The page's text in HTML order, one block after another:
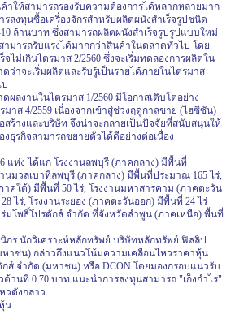
ให้สามารถรองรับความต้องการได้หลากหลายมาก
ลงทุนซื้อเครื่องจักรสำหรับผลิตผนังสำเร็จรูปชนิด
ล้านบาท ซึ่งสามารถผลิตผนังสำเร็จรูปรูปแบบใหม่
มารถรับแรงได้มากกว่าสินค้าในตลาดทั่วไป โดย
ไม่เกินไตรมาส 2/2560 ซึ่งจะเริ่มทดลองการผลิตใน
ดว่าจะเริ่มผลิตและรับรู้เป็นรายได้ภายในไตรมาส
ผลงานในไตรมาส 1/2560 มีโอกาสเติบโตอย่าง
มาส 4/2559 เนื่องจากเข้าสู่ช่วงฤดูกาลขาย (ไฮซีซัน)
สร้างและบริษัท จึงน่าจะกลายเป็นปัจจัยที่สนับสนุนให้
ธุรกิจสามารถขยายตัวได้ดีอย่างต่อเนื่อง
แห่ง ได้แก่ โรงงานลพบุรี (ภาคกลาง) มีพื้นที่
านมวลเบาที่ลพบุรี (ภาคกลาง) มีพื้นที่ประมาณ 165 ไร่,
าคใต้) มีพื้นที่ 50 ไร่, โรงงานมหาสารคาม (ภาคตะวัน
ไร่, โรงงานระยอง (ภาคตะวันออก) มีพื้นที่ 24 ไร่
มโพธิ์โปรดักส์ จำกัด ที่จังหวัดลำพูน (ภาคเหนือ) พื้นที่
กร นักวิเคราะห์หลักทรัพย์ บริษัทหลักทรัพย์ ฟิลลิป
หาชน) กล่าวถึงแนวโน้มความเคลื่อนไหวราคาหุ้น
ส์ จำกัด (มหาชน) หรือ DCON โดยมองกรอบแนวรับ
านที่ 0.70 บาท แนะนำการลงทุนสามารถ "เก็งกำไร"
วดังกล่าว
น